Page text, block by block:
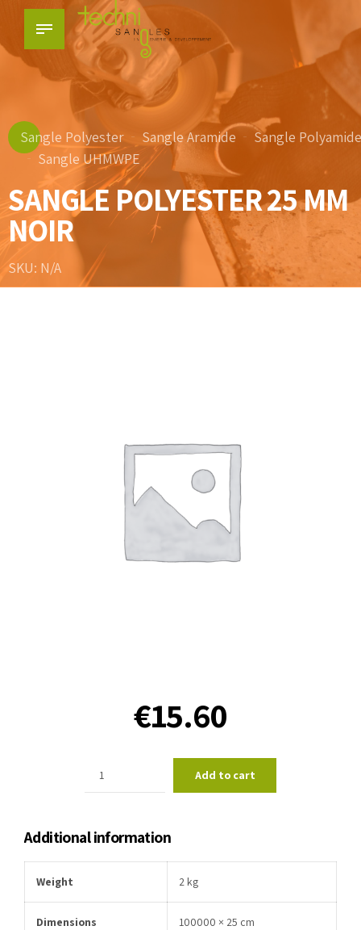
Sangle Polyester Sangle Aramide
Sangle Polyamide
Sangle UHMWPE
SANGLE POLYESTER 25 MM
NOIR
SKU: N/A
€15.60
Add to cart
Additional information
Weight 2 kg
Dimensions 100000 × 25 cm